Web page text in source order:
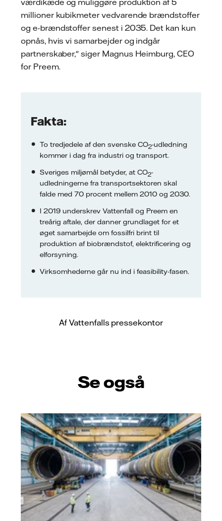
værdikæde og muliggøre produktion af 5
millioner kubikmeter vedvarende brændstoffer
og e-brændstoffer senest i 2035. Det kan kun
opnås, hvis vi samarbejder og indgår
partnerskaber," siger Magnus Heimburg, CEO
for Preem.
Fakta:
To tredjedele af den svenske CO2-udledning
kommer i dag fra industri og transport.
Sveriges miljømål betyder, at CO2-
udledningerne fra transportsektoren skal
falde med 70 procent mellem 2010 og 2030.
I 2019 underskrev Vattenfall og Preem en
treårig aftale, der danner grundlaget for et
øget samarbejde om fossilfri brint til
produktion af biobrændstof, elektrificering og
elforsyning.
Virksomhederne går nu ind i feasibility-fasen.
Af Vattenfalls pressekontor
Se også